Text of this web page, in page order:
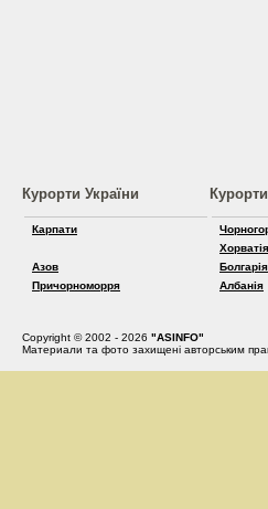
Курорти України
Карпати
Азов
Причорноморря
Хорватія
Болгарія
Албанія
Copyright © 2002 - 2026 "ASINFO"
Материали та фото захищені авторським